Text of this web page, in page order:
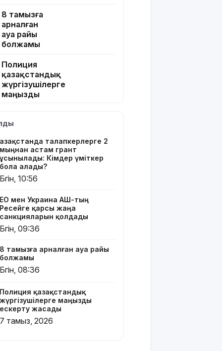
8 тамызға
арналған
ауа райы
болжамы
Полиция
қазақстандық
жүргізушілерге
маңызды
Ардақ
Әмірқұловтың
отбасына
көңіл айтты
Құрылысшыларға
құрмет:
Қызылордада
сала
үздіктері
марапатталды
Қайрат
Сатыбалдының
тиесілі
болған
«Байсат»
базары
Қазақстанда талапкерлерге 2
мыңнан астам грант
ұсынылады: Кімдер үміткер
бола алады?
Бүгін, 10:56
ЕО мен Украина АҚШ-тың
Ресейге қарсы жаңа
санкцияларын қолдады
Бүгін, 09:36
8 тамызға арналған ауа райы
болжамы
Бүгін, 08:36
Полиция қазақстандық
жүргізушілерге маңызды
ескерту жасады
7 тамыз, 2026